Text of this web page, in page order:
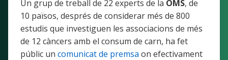
Un grup de treball de 22 experts de la OMS, de
10 països, després de considerar més de 800
estudis que investiguen les associacions de més
de 12 càncers amb el consum de carn, ha fet
públic un comunicat de premsa on efectivament